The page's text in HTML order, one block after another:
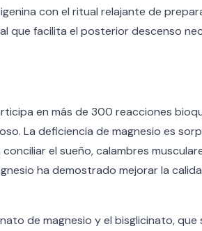
con el ritual relajante de
que facilita el posterior descenso
en más de 300 reacciones
La deficiencia de magnesio es
el sueño, calambres
ha demostrado mejorar la
de magnesio y el bisglicinato,